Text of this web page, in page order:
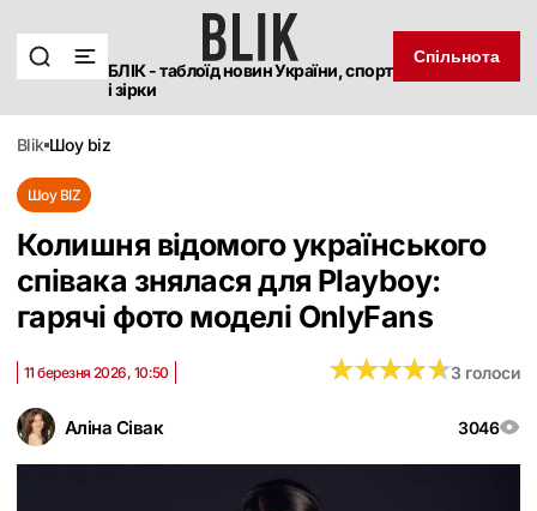
БЛІК - таблоїд новин України, спорт
і зірки
Спільнота
blik шоу biz
Шоу BIZ
Колишня відомого українського
співака знялася для Playboy:
гарячі фото моделі OnlyFans
Аліна Сівак 3046
11 березня 2026, 10:50 ★★★★★
★★★★★3 голоси